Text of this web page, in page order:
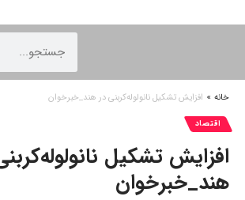
خانه » افزایش تشکیل نانولوله‌کربنی در هند_خبرخوان
اقتصاد
افزایش تشکیل
هند_خبرخوان